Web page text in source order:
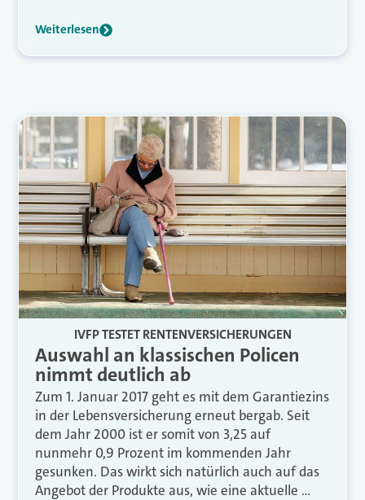
Weiterlesen
IVFP TESTET RENTENVERSICHERUNGEN
Auswahl an klassischen Policen
nimmt deutlich ab
Zum 1. Januar 2017 geht es mit dem Garantiezins
in der Lebensversicherung erneut bergab. Seit
dem Jahr 2000 ist er somit von 3,25 auf
nunmehr 0,9 Prozent im kommenden Jahr
gesunken. Das wirkt sich natürlich auch auf das
Angebot der Produkte aus, wie eine aktuelle …